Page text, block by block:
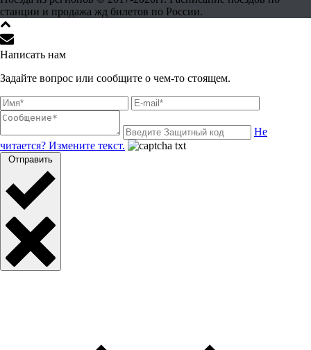
станции и продажа жд билетов по России.
Написать нам
Задайте вопрос или сообщите о чем-то стоящем.
Не
читается? Измените текст.
Отправить